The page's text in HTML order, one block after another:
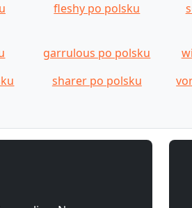
fleshy po polsku
garrulous po polsku
sharer po polsku